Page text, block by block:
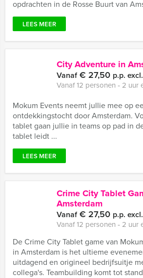
opdrachten in de Rosse Buurt van
LEES MEER
City Adventure in
Vanaf€ 27,50 p.p.
Vanaf 12 personen ‐ 2 uur
Mokum Events neemt jullie mee op
ontdekkingstocht door Amsterdam.
tablet gaan jullie in teams op pad in
tablet leidt ...
LEES MEER
Crime City Tablet
Amsterdam
Vanaf€ 27,50 p.p.
Vanaf 12 personen ‐ 2 uur
De Crime City Tablet game van
in Amsterdam is het ultieme
uitdagend en origineel bedrijfsuitje
collega's. Teambuilding komt tot